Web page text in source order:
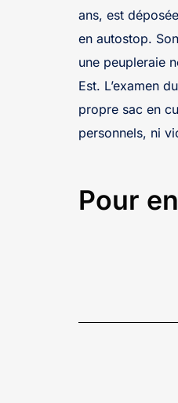
ans, est
en autostop.
une peupleraie
Est. L’examen
propre sac en
personnels, ni
Pour